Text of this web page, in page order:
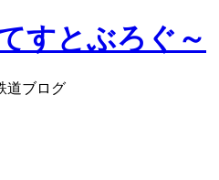
すとぶろぐ～
道ブログ